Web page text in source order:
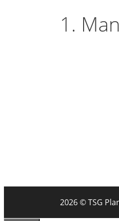
1.
2026 © TSG